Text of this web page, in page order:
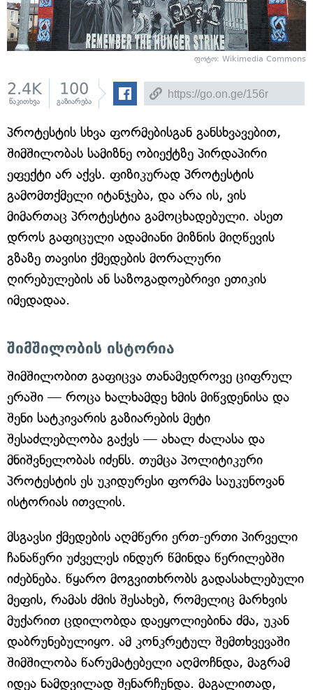
ფოტო: Wikimedia Commons
2.4K
წაკითხვა
100
გაზიარება
პროტესტის სხვა ფორმებისგან განსხვავებით,
შიმშილობას სამიზნე ობიექტზე პირდაპირი
ეფექტი არ აქვს. ფიზიკურად პროტესტის
გამომთქმელი იტანჯება, და არა ის, ვის
მიმართაც პროტესტია გამოცხადებული. ასეთ
დროს გაფიცული ადამიანი მიზნის მიღწევის
გზაზე თავისი ქმედების მორალური
ღირებულების ან საზოგადოებრივი ეთიკის
იმედადაა.
შიმშილობის ისტორია
შიმშილობით გაფიცვა თანამედროვე ციფრულ
ერაში — როცა ხალხამდე ხმის მიწვდენისა და
შენი სატკივარის გაზიარების მეტი
შესაძლებლობა გაქვს — ახალ ძალასა და
მნიშვნელობას იძენს. თუმცა პოლიტიკური
პროტესტის ეს უკიდურესი ფორმა საუკუნოვან
ისტორიას ითვლის.
მსგავსი ქმედების აღმწერი ერთ-ერთი პირველი
ჩანაწერი უძველეს ინდურ წმინდა წერილებში
იძებნება. წყარო მოგვითხრობს გადასახლებული
მეფის, რამას ძმის შესახებ, რომელიც მარხვის
მუქარით ცდილობდა დაეყოლიებინა ძმა, უკან
დაბრუნებულიყო. ამ კონკრეტულ შემთხვევაში
შიმშილობა წარუმატებელი აღმოჩნდა, მაგრამ
იდეა ნამდვილად შენარჩუნდა. მაგალითად,